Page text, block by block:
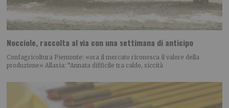
Nocciole, raccolta al via con una settimana di anticipo
Confagricoltura Piemonte: «ora il mercato riconosca il valore della
produzione» Allasia: “Annata difficile tra caldo, siccità